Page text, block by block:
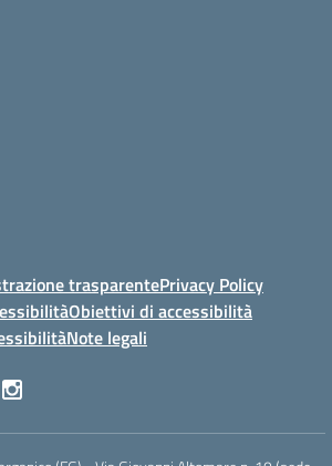
trasparentePrivacy Policy
Obiettivi di accessibilità
Note legali